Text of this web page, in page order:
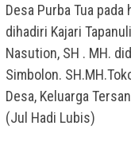
Desa Purba Tua
dihadiri Kajari
Nasution, SH . MH.
Simbolon.
Desa, Keluarga
(Jul Hadi Lubis)